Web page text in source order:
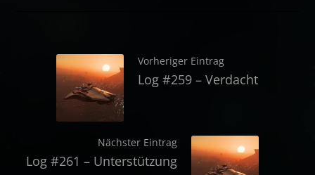
Vorheriger Eintrag
Log #259 – Verdacht
Nächster Eintrag
Log #261 – Unterstützung